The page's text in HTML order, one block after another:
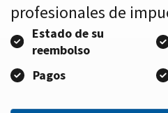
profesionales de
Estado de su
reembolso
Pagos